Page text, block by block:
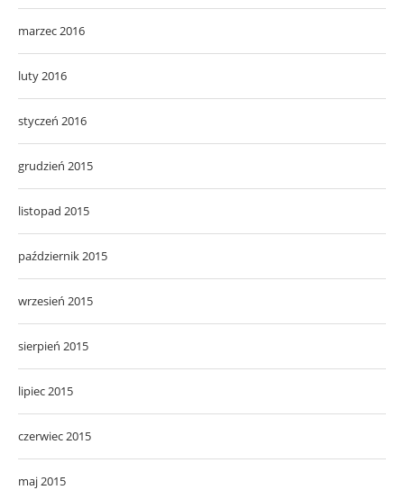
marzec 2016
luty 2016
styczeń 2016
grudzień 2015
listopad 2015
październik 2015
wrzesień 2015
sierpień 2015
lipiec 2015
czerwiec 2015
maj 2015